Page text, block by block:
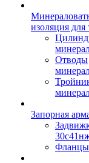
изоляция для
Отводы
Запорная
Фланцы